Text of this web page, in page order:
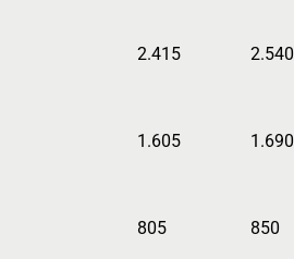
2.415
1.605
805
2.540
1.690
850